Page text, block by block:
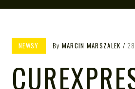
NEWSY By MARCIN MARSZALEK